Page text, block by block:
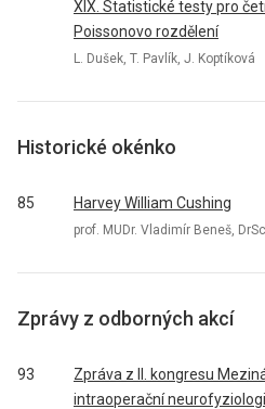
XIX. Statistické testy pro
Poissonovo rozdělení
L. Dušek, T. Pavlík, J. Koptíková
Historické okénko
85 Harvey William Cushing
prof. MUDr. Vladimír Beneš,
Zprávy z odborných akcí
93
Zpráva z II. kongresu
intraoperační